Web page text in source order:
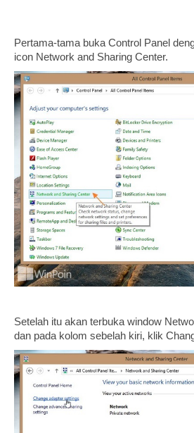
Pertama-tama buka Control Panel
icon Network and Sharing Center.
Setelah itu akan terbuka window
dan pada kolom sebelah kiri, klik